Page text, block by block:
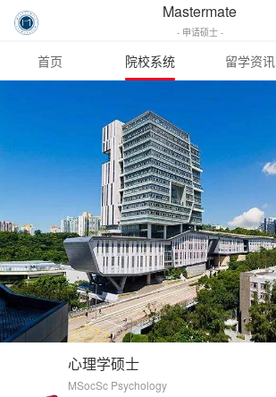
Mastermate
- 申请硕士 -
首页 院校系统 留学资讯
心理学硕士
MSocSc Psychology